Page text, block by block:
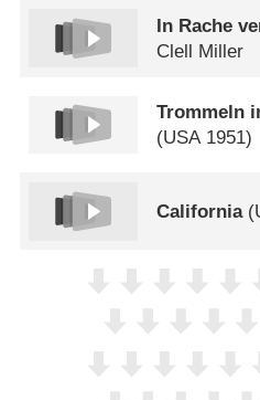
In Rache
Clell Miller
Trommeln
(USA1951)
California(